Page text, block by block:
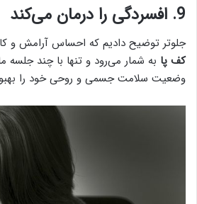
9. افسردگی را درمان می‌کند
جلوتر توضیح دادیم که احساس آرامش
کف پا به شمار می‌رود و تنها با چند جلسه
وضعیت سلامت جسمی و روحی خود را